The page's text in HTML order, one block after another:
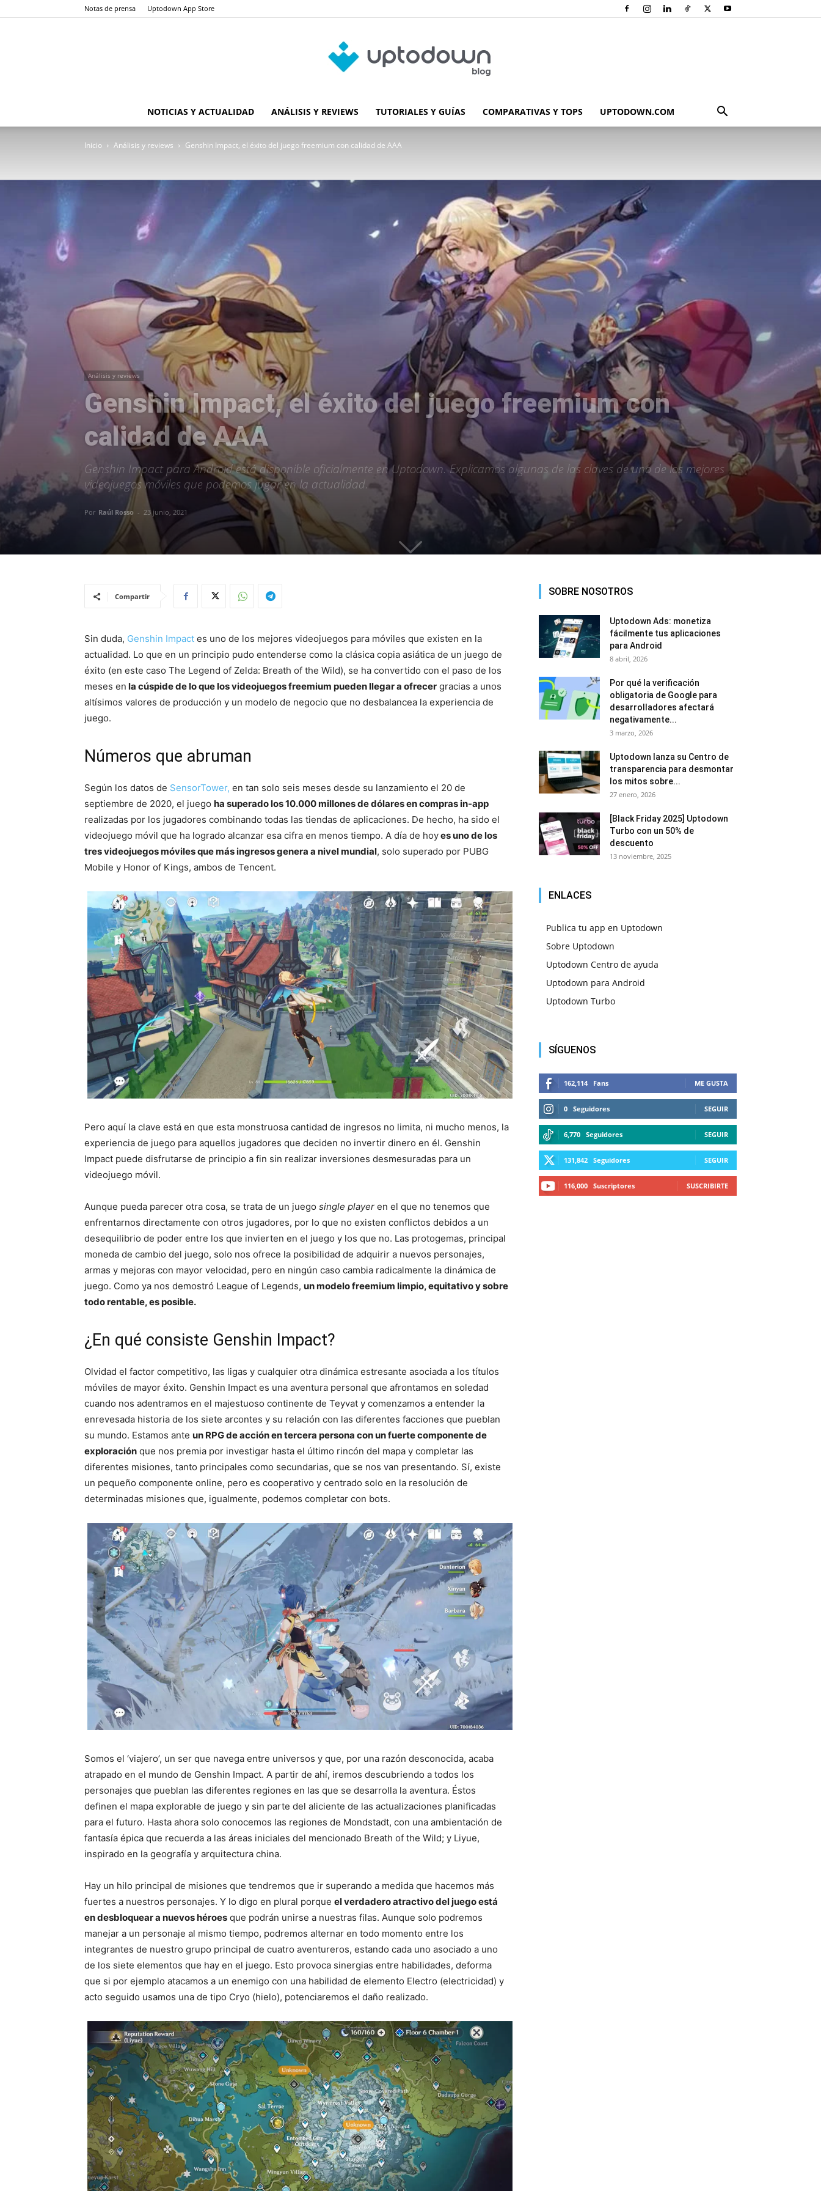
Notas de prensa Uptodown App Store
Blog
Uptodown
NOTICIAS Y ACTUALIDAD ANÁLISIS Y REVIEWS TUTORIALES Y GUÍAS COMPARATIVAS Y TOPS UPTODOWN.COM
Inicio Análisis y reviews Genshin Impact, el éxito del juego freemium con calidad de AAA
Análisis y reviews
Genshin Impact, el éxito del juego freemium con
calidad de AAA
Genshin Impact para Android está disponible oficialmente en Uptodown. Explicamos algunas de las claves de uno de los mejores
videojuegos móviles que podemos jugar en la actualidad.
Por Raúl Rosso - 23 junio, 2021
Compartir
Sin duda, Genshin Impact es uno de los mejores videojuegos para móviles que existen en la
actualidad. Lo que en un principio pudo entenderse como la clásica copia asiática de un juego de
éxito (en este caso The Legend of Zelda: Breath of the Wild), se ha convertido con el paso de los
meses en la cúspide de lo que los videojuegos freemium pueden llegar a ofrecer gracias a unos
altísimos valores de producción y un modelo de negocio que no desbalancea la experiencia de
juego.
Números que abruman
Según los datos de SensorTower, en tan solo seis meses desde su lanzamiento el 20 de
septiembre de 2020, el juego ha superado los 10.000 millones de dólares en compras in-app
realizadas por los jugadores combinando todas las tiendas de aplicaciones. De hecho, ha sido el
videojuego móvil que ha logrado alcanzar esa cifra en menos tiempo. A día de hoyes uno de los
tres videojuegos móviles que más ingresos genera a nivel mundial, solo superado por PUBG
Mobile y Honor of Kings, ambos de Tencent.
Pero aquí la clave está en que esta monstruosa cantidad de ingresos no limita, ni mucho menos, la
experiencia de juego para aquellos jugadores que deciden no invertir dinero en él. Genshin
Impact puede disfrutarse de principio a fin sin realizar inversiones desmesuradas para un
videojuego móvil.
Aunque pueda parecer otra cosa, se trata de un juego single player en el que no tenemos que
enfrentarnos directamente con otros jugadores, por lo que no existen conflictos debidos a un
desequilibrio de poder entre los que invierten en el juego y los que no. Las protogemas, principal
moneda de cambio del juego, solo nos ofrece la posibilidad de adquirir a nuevos personajes,
armas y mejoras con mayor velocidad, pero en ningún caso cambia radicalmente la dinámica de
juego. Como ya nos demostró League of Legends, un modelo freemium limpio, equitativo y sobre
todo rentable, es posible.
¿En qué consiste Genshin Impact?
Olvidad el factor competitivo, las ligas y cualquier otra dinámica estresante asociada a los títulos
móviles de mayor éxito. Genshin Impact es una aventura personal que afrontamos en soledad
cuando nos adentramos en el majestuoso continente de Teyvat y comenzamos a entender la
enrevesada historia de los siete arcontes y su relación con las diferentes facciones que pueblan
su mundo. Estamos ante un RPG de acción en tercera persona con un fuerte componente de
exploración que nos premia por investigar hasta el último rincón del mapa y completar las
diferentes misiones, tanto principales como secundarias, que se nos van presentando. Sí, existe
un pequeño componente online, pero es cooperativo y centrado solo en la resolución de
determinadas misiones que, igualmente, podemos completar con bots.
Somos el ‘viajero’, un ser que navega entre universos y que, por una razón desconocida, acaba
atrapado en el mundo de Genshin Impact. A partir de ahí, iremos descubriendo a todos los
personajes que pueblan las diferentes regiones en las que se desarrolla la aventura. Éstos
definen el mapa explorable de juego y sin parte del aliciente de las actualizaciones planificadas
para el futuro. Hasta ahora solo conocemos las regiones de Mondstadt, con una ambientación de
fantasía épica que recuerda a las áreas iniciales del mencionado Breath of the Wild; y Liyue,
inspirado en la geografía y arquitectura china.
Hay un hilo principal de misiones que tendremos que ir superando a medida que hacemos más
fuertes a nuestros personajes. Y lo digo en plural porque el verdadero atractivo del juego está
en desbloquear a nuevos héroes que podrán unirse a nuestras filas. Aunque solo podremos
manejar a un personaje al mismo tiempo, podremos alternar en todo momento entre los
integrantes de nuestro grupo principal de cuatro aventureros, estando cada uno asociado a uno
de los siete elementos que hay en el juego. Esto provoca sinergias entre habilidades, deforma
que si por ejemplo atacamos a un enemigo con una habilidad de elemento Electro (electricidad) y
acto seguido usamos una de tipo Cryo (hielo), potenciaremos el daño realizado.
SOBRE NOSOTROS
Uptodown Ads: monetiza
fácilmente tus aplicaciones
para Android
8 abril, 2026
Por qué la verificación
obligatoria de Google para
desarrolladores afectará
negativamente...
3 marzo, 2026
Uptodown lanza su Centro de
transparencia para desmontar
los mitos sobre...
27 enero, 2026
[Black Friday 2025] Uptodown
Turbo con un 50% de
descuento
13 noviembre, 2025
ENLACES
Publica tu app en Uptodown
Sobre Uptodown
Uptodown Centro de ayuda
Uptodown para Android
Uptodown Turbo
SÍGUENOS
162,114 Fans ME GUSTA
0 Seguidores SEGUIR
6,770 Seguidores SEGUIR
131,842 Seguidores SEGUIR
116,000 Suscriptores SUSCRIBIRTE